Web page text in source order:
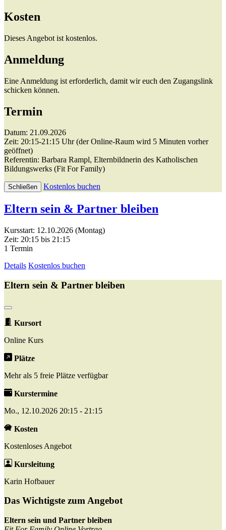
Kosten
Dieses Angebot ist kostenlos.
Anmeldung
Eine Anmeldung ist erforderlich, damit wir euch den Zugangslink
schicken können.
Termin
Datum: 21.09.2026
Zeit: 20:15-21:15 Uhr (der Online-Raum wird 5 Minuten vorher
geöffnet)
Referentin: Barbara Rampl, Elternbildnerin des Katholischen
Bildungswerks (Fit For Family)
Schließen Kostenlos buchen
Eltern sein & Partner bleiben
Kursstart: 12.10.2026 (Montag)
Zeit: 20:15 bis 21:15
1 Termin
Details Kostenlos buchen
Eltern sein & Partner bleiben
Kursort
Online Kurs
Plätze
Mehr als 5 freie Plätze verfügbar
Kurstermine
Mo., 12.10.2026 20:15 - 21:15
Kosten
Kostenloses Angebot
Kursleitung
Karin Hofbauer
Das Wichtigste zum Angebot
Eltern sein und Partner bleiben